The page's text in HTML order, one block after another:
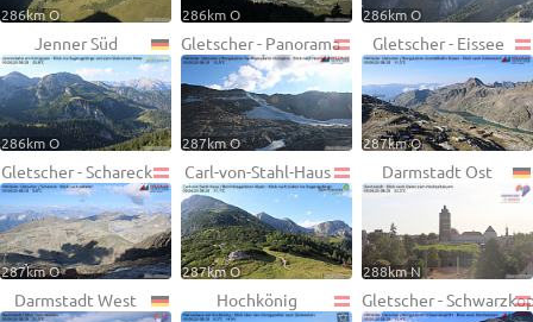
286km O 286km O 286km O
Jenner Süd
286km O
Gletscher - Panorama
287km O
Gletscher - Eissee
287km O
Gletscher - Schareck
287km O
Carl-von-Stahl-Haus
287km O
Darmstadt Ost
288km N
Darmstadt West Hochkönig Gletscher -